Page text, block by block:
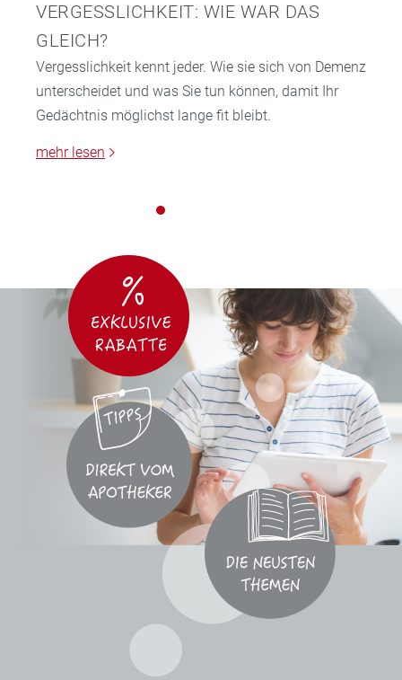
VERGESSLICHKEIT: WIE WAR DAS
GLEICH?
Vergesslichkeit kennt jeder. Wie sie sich von Demenz
unterscheidet und was Sie tun können, damit Ihr
Gedächtnis möglichst lange fit bleibt.
mehr lesen